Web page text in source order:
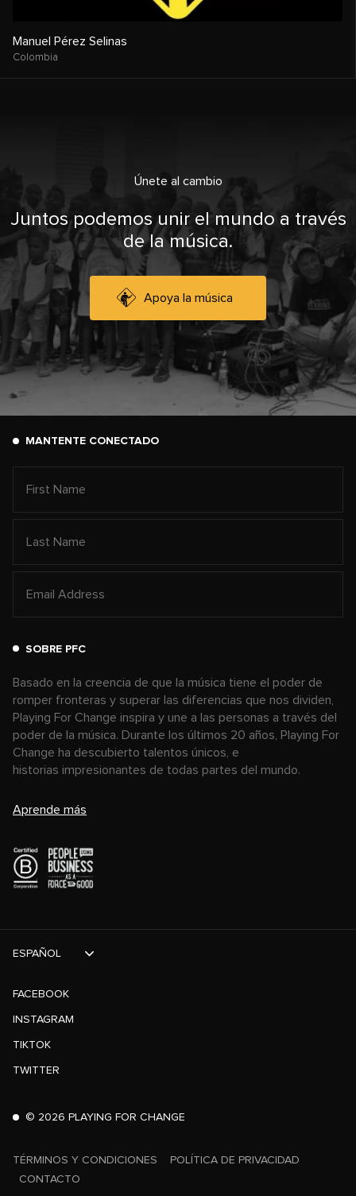
Manuel Pérez Selinas
Colombia
Únete al cambio
Juntos podemos unir el mundo a través
de la música.
Apoya la música
MANTENTE CONECTADO
SOBRE PFC
Basado en la creencia de que la música tiene el poder de
romper fronteras y superar las diferencias que nos dividen,
Playing For Change inspira y une a las personas a través del
poder de la música. Durante los últimos 20 años, Playing For
Change ha descubierto talentos únicos, e
historias impresionantes de todas partes del mundo.
Aprende más
© 2026 PLAYING FOR CHANGE
TÉRMINOS Y CONDICIONES
POLÍTICA DE PRIVACIDAD
CONTACTO
FACEBOOK
INSTAGRAM
TIKTOK
TWITTER
ESPAÑOL